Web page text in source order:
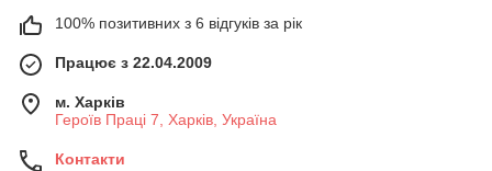
100% позитивних з 6 відгуків за рік
Працює з 22.04.2009
м. Харків
Героїв Праці 7, Харків, Україна
Контакти